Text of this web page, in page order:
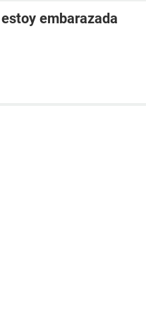
embarazada